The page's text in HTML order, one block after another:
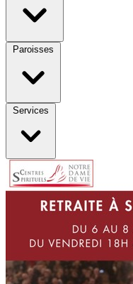
Paroisses
Services